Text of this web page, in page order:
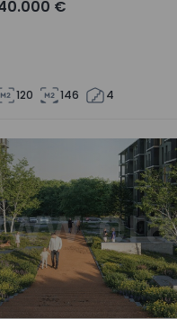
€
120 146 4
Vila Nova de Gaia,